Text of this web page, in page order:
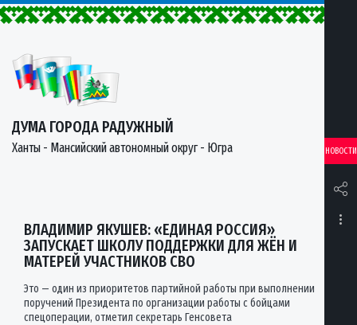
ДУМА ГОРОДА РАДУЖНЫЙ
Ханты - Мансийский автономный округ - Югра НОВОСТИ
ВЛАДИМИР ЯКУШЕВ: «ЕДИНАЯ РОССИЯ»
ЗАПУСКАЕТ ШКОЛУ ПОДДЕРЖКИ ДЛЯ ЖЁН И
МАТЕРЕЙ УЧАСТНИКОВ СВО
Это — один из приоритетов партийной работы при выполнении
поручений Президента по организации работы с бойцами
спецоперации, отметил секретарь Генсовета